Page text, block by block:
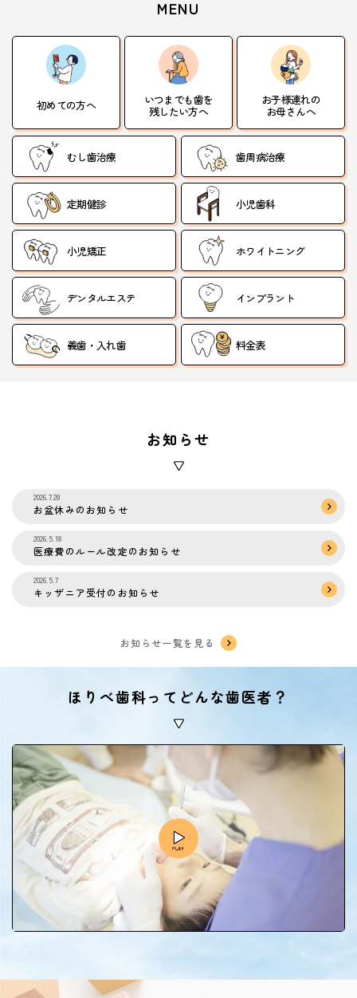
MENU
初めての方へ いつまでも歯を
残したい方へ
お子様連れの
お母さんへ
むし歯治療 歯周病治療
定期健診 小児歯科
小児矯正 ホワイトニング
デンタルエステ インプラント
義歯・入れ歯 料金表
お知らせ
2026.7.28
お盆休みのお知らせ
2026.5.18
医療費のルール改定のお知らせ
2026.5.7
キッザニア受付のお知らせ
お知らせ一覧を見る
ほりべ歯科ってどんな歯医者？